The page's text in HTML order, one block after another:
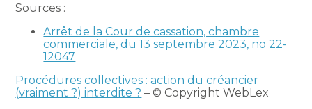
Sources :
Arrêt de la Cour de cassation, chambre
commerciale, du 13 septembre 2023, no 22-
12047
Procédures collectives : action du créancier
(vraiment ?) interdite ? – © Copyright WebLex